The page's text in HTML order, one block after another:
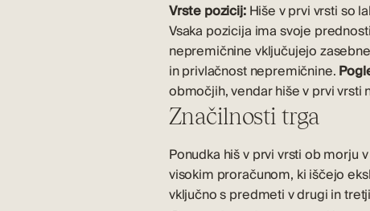
Vrste pozicij:Hiše v prvi vrsti so
Vsaka pozicija ima svoje
nepremičnine vključujejo
in privlačnost nepremičnine.
območjih, vendar hiše v prvi vrsti
Značilnosti trga
Ponudka hiš v prvi vrsti ob morju
visokim proračunom, ki iščejo
vključno s predmeti v drugi in